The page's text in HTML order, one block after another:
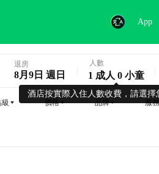
App
退房
8月9日 週日
酒店按實際入住人數收費，請選擇
人數
1 成人 0 小童
級
價格 品牌 服務